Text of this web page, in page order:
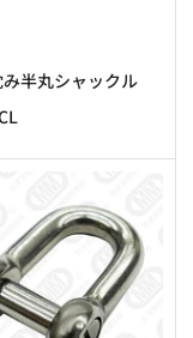
半丸シャックル